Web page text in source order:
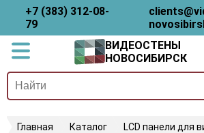
+7 (383) 312-08-
79
ВИДЕОСТЕНЫ
НОВОСИБИРСК
Главная Каталог LCD панели для